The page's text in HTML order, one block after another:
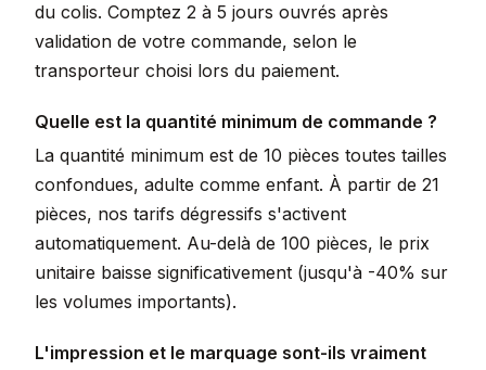
du colis. Comptez 2 à 5 jours ouvrés après
validation de votre commande, selon le
transporteur choisi lors du paiement.
Quelle est la quantité minimum de commande ?
La quantité minimum est de 10 pièces toutes tailles
confondues, adulte comme enfant. À partir de 21
pièces, nos tarifs dégressifs s'activent
automatiquement. Au-delà de 100 pièces, le prix
unitaire baisse significativement (jusqu'à -40% sur
les volumes importants).
L'impression et le marquage sont-ils vraiment